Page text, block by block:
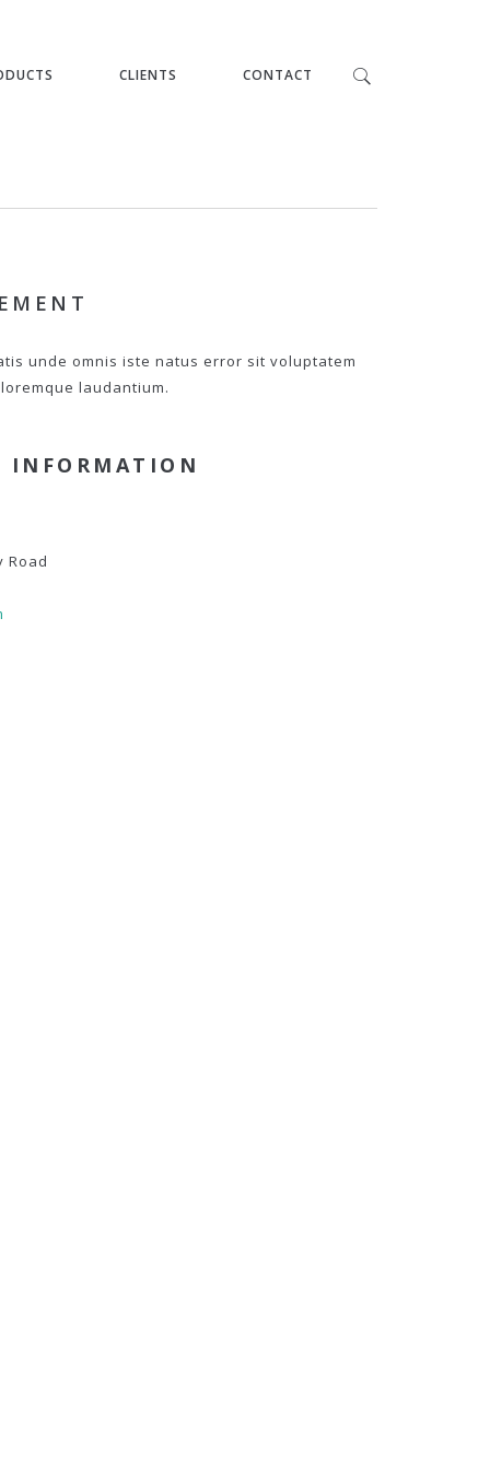
CLIENTS CONTACT
unde omnis iste natus error sit voluptatem
laudantium.
INFORMATION
Road